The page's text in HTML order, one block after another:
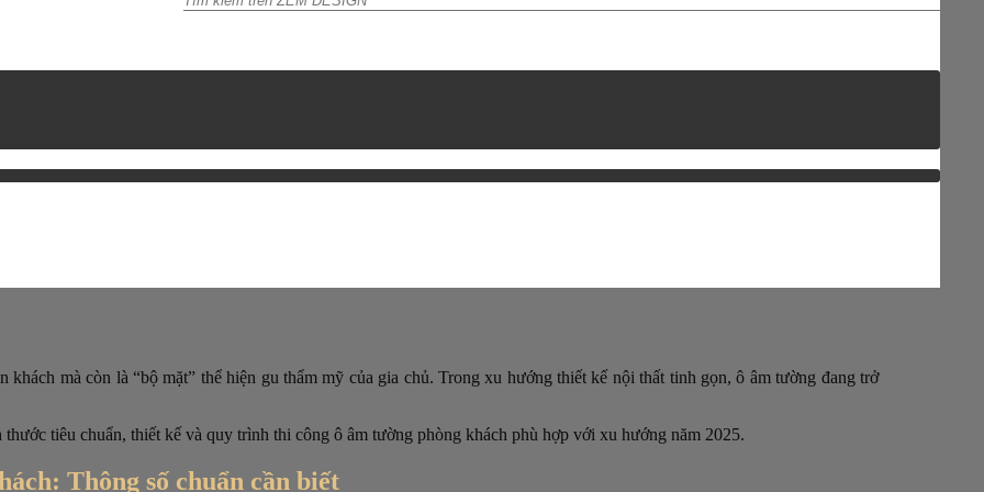
mà còn là “bộ mặt” thể hiện gu thẩm mỹ của gia chủ. Trong xu hướng thiết kế nội thất tinh gọn, ô âm tường đang trở
tiêu chuẩn, thiết kế và quy trình thi công ô âm tường phòng khách phù hợp với xu hướng năm 2025.
Thông số chuẩn cần biết